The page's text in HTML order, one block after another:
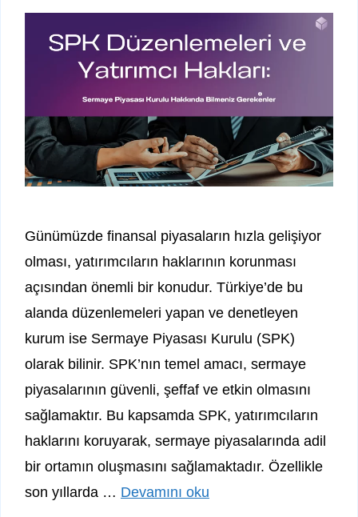
Günümüzde finansal piyasaların hızla gelişiyor
olması, yatırımcıların haklarının korunması
açısından önemli bir konudur. Türkiye’de bu
alanda düzenlemeleri yapan ve denetleyen
kurum ise Sermaye Piyasası Kurulu (SPK)
olarak bilinir. SPK’nın temel amacı, sermaye
piyasalarının güvenli, şeffaf ve etkin olmasını
sağlamaktır. Bu kapsamda SPK, yatırımcıların
haklarını koruyarak, sermaye piyasalarında adil
bir ortamın oluşmasını sağlamaktadır. Özellikle
son yıllarda … Devamını oku